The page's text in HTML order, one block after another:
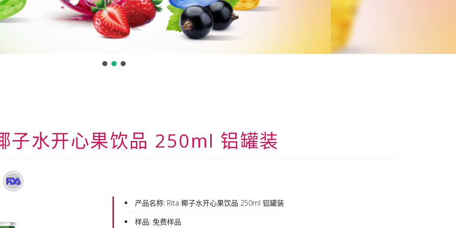
子水开心果饮品 250ml 铝罐装
产品名称: Rita 椰子水开心果饮品 250ml 铝罐装
样品: 免费样品